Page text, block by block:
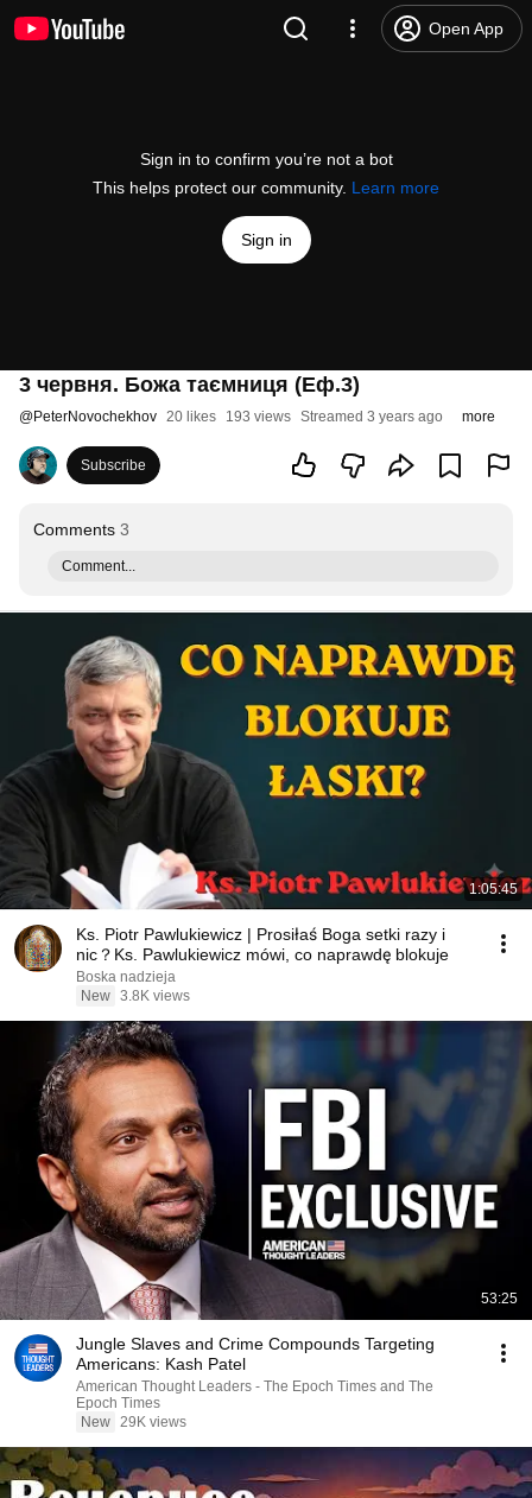
Open App
Sign in to confirm you’re not a bot
This helps protect our community. Learn more
Sign in
3 червня. Божа таємниця (Еф.3)
@PeterNovochekhov 20 likes 193 views Streamed 3 years ago more
Subscribe
Comments 3
Comment...
1:05:45
Ks. Piotr Pawlukiewicz | Prosiłaś Boga setki razy i
nic？Ks. Pawlukiewicz mówi, co naprawdę blokuje
Boska nadzieja
New 3.8K views
53:25
Jungle Slaves and Crime Compounds Targeting
Americans: Kash Patel
American Thought Leaders - The Epoch Times and The
Epoch Times
New 29K views